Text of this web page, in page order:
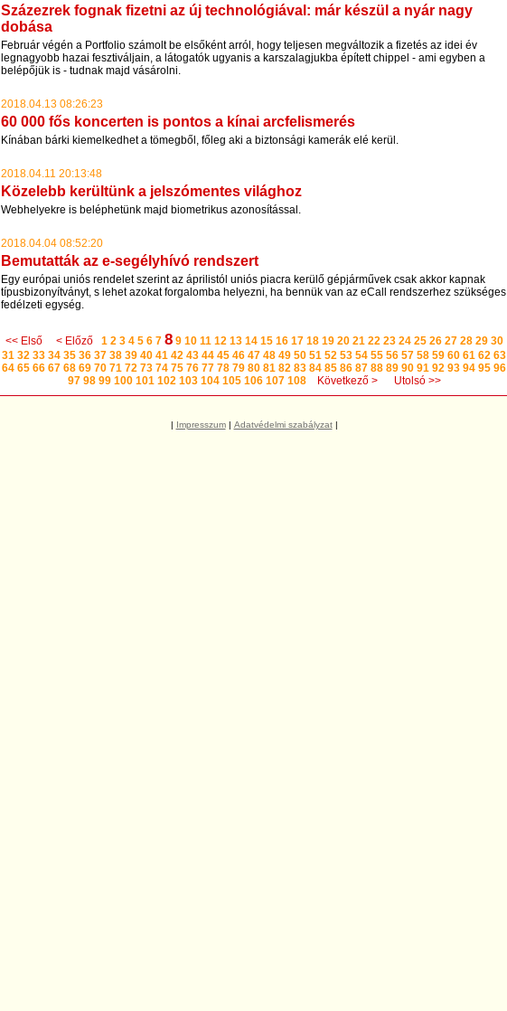
Százezrek fognak fizetni az új technológiával: már készül a nyár nagy
dobása
Február végén a Portfolio számolt be elsőként arról, hogy teljesen megváltozik a fizetés az idei év
legnagyobb hazai fesztiváljain, a látogatók ugyanis a karszalagjukba épített chippel - ami egyben a
belépőjük is - tudnak majd vásárolni.
2018.04.13 08:26:23
60 000 fős koncerten is pontos a kínai arcfelismerés
Kínában bárki kiemelkedhet a tömegből, főleg aki a biztonsági kamerák elé kerül.
2018.04.11 20:13:48
Közelebb kerültünk a jelszómentes világhoz
Webhelyekre is beléphetünk majd biometrikus azonosítással.
2018.04.04 08:52:20
Bemutatták az e-segélyhívó rendszert
Egy európai uniós rendelet szerint az áprilistól uniós piacra kerülő gépjárművek csak akkor kapnak
típusbizonyítványt, s lehet azokat forgalomba helyezni, ha bennük van az eCall rendszerhez szükséges
fedélzeti egység.
<< Első < Előző 1 2 3 4 5 6 7 8 9 10 11 12 13 14 15 16 17 18 19 20 21 22 23 24 25 26 27 28 29 30
31 32 33 34 35 36 37 38 39 40 41 42 43 44 45 46 47 48 49 50 51 52 53 54 55 56 57 58 59 60 61 62 63
64 65 66 67 68 69 70 71 72 73 74 75 76 77 78 79 80 81 82 83 84 85 86 87 88 89 90 91 92 93 94 95 96
97 98 99 100 101 102 103 104 105 106 107 108 Következő > Utolsó >>
| Impresszum| Adatvédelmi szabályzat|